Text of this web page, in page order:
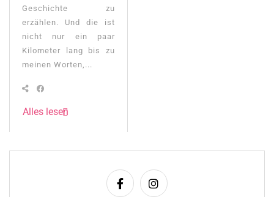
Geschichte zu
erzählen. Und die ist
nicht nur ein paar
Kilometer lang bis zu
meinen Worten,...
Alles lesen